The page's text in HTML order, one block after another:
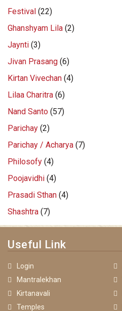
Festival (22)
Ghanshyam Lila (2)
Jaynti (3)
Jivan Prasang (6)
Kirtan Vivechan (4)
Lilaa Charitra (6)
Nand Santo (57)
Parichay (2)
Parichay / Acharya (7)
Philosofy (4)
Poojavidhi (4)
Prasadi Sthan (4)
Shashtra (7)
Useful Link
Login
Mantralekhan
Kirtanavali
Temples